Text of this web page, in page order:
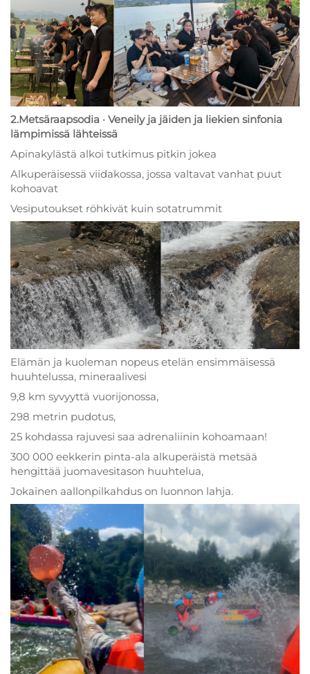
2.Metsäraapsodia · Veneily ja jäiden ja liekien sinfonia
lämpimissä lähteissä
Apinakylästä alkoi tutkimus pitkin jokea
Alkuperäisessä viidakossa, jossa valtavat vanhat puut
kohoavat
Vesiputoukset röhkivät kuin sotatrummit
Elämän ja kuoleman nopeus etelän ensimmäisessä
huuhtelussa, mineraalivesi
9,8 km syvyyttä vuorijonossa,
298 metrin pudotus,
25 kohdassa rajuvesi saa adrenaliinin kohoamaan!
300 000 eekkerin pinta-ala alkuperäistä metsää
hengittää juomavesitason huuhtelua,
Jokainen aallonpilkahdus on luonnon lahja.